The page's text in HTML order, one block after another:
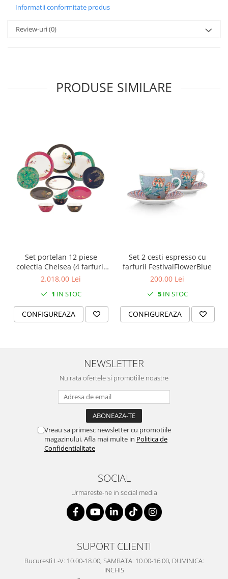
BLUE LILY
HIBISCUS
SWAN
CREATURES OF CURIOSITY
FLOWER FESTIVAL RED
LOVE BIRDS
CHIQUE VERDE
CHIQUE ROZ
CHIQUE STRIPES VERDE
CHIQUE GALBEN
Informatii conformitate produs
Review-uri(0)
PRODUSE SIMILARE
Set portelan 12 piese
colectia Chelsea (4 farfurii
28 cm, 4 farfuri 20 cm si 4
2.018,00 Lei
1 IN STOC
CONFIGUREAZA
Set 2 cesti espresso cu
farfurii FestivalFlowerBlue
200,00 Lei
5IN STOC
CONFIGUREAZA
NEWSLETTER
Nu rata ofertele si promotiile noastre
Vreau sa primesc newsletter cu promotiile
magazinului. Afla mai multe in Politica de
Confidentialitate
SOCIAL
Urmareste-ne in social media
SUPORT CLIENTI
Bucuresti L-V: 10.00-18.00, SAMBATA: 10.00-16.00, DUMINICA:
INCHIS